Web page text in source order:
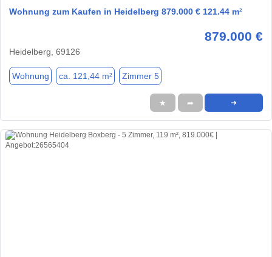
Wohnung zum Kaufen in Heidelberg 879.000 € 121.44 m²
879.000 €
Heidelberg, 69126
Wohnung ca. 121,44 m² Zimmer 5
★ ➦ ➜